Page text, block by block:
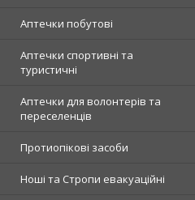
Аптечки побутові
Аптечки спортивні та
туристичні
Аптечки для волонтерів та
переселенців
Протиопікові засоби
Ноші та Стропи евакуаційні